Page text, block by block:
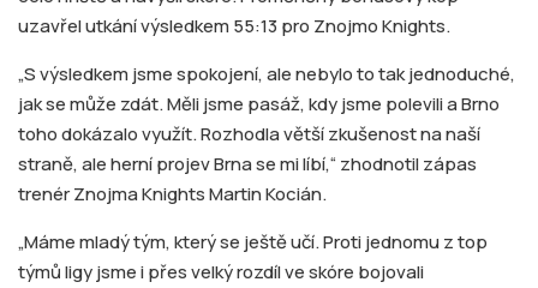
uzavřel utkání výsledkem 55:13 pro Znojmo Knights.
„S výsledkem jsme spokojení, ale nebylo to tak jednoduché,
jak se může zdát. Měli jsme pasáž, kdy jsme polevili a Brno
toho dokázalo využít. Rozhodla větší zkušenost na naší
straně, ale herní projev Brna se mi líbí,“ zhodnotil zápas
trenér Znojma Knights Martin Kocián.
„Máme mladý tým, který se ještě učí. Proti jednomu z top
týmů ligy jsme i přes velký rozdíl ve skóre bojovali